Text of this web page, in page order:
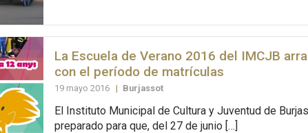
La Escuela de Verano 2016 del IMCJB
con el período de matrículas
19 mayo 2016 | Burjassot
El Instituto Municipal de Cultura y Juventud de
preparado para que, del 27 de junio […]